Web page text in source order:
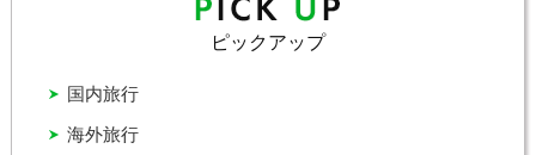
ピックアップ
国内旅行
海外旅行